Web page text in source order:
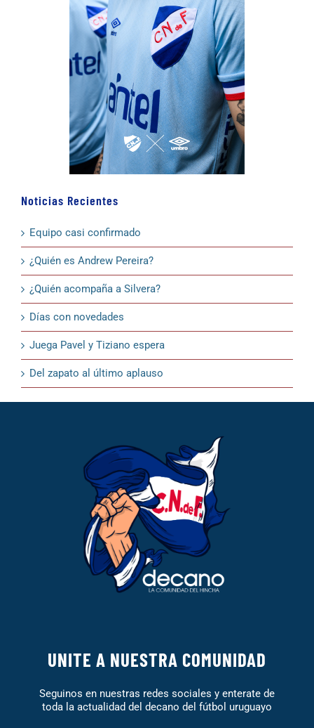
Noticias Recientes
Equipo casi confirmado
¿Quién es Andrew Pereira?
¿Quién acompaña a Silvera?
Días con novedades
Juega Pavel y Tiziano espera
Del zapato al último aplauso
UNITE A NUESTRA COMUNIDAD
Seguinos en nuestras redes sociales y enterate de
toda la actualidad del decano del fútbol uruguayo